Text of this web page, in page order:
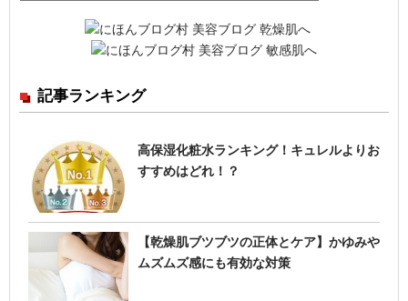
の
一
記事ランキング
高保湿化粧水ランキング！キュレルよりお
すすめはどれ！？
【乾燥肌ブツブツの正体とケア】かゆみや
ムズムズ感にも有効な対策